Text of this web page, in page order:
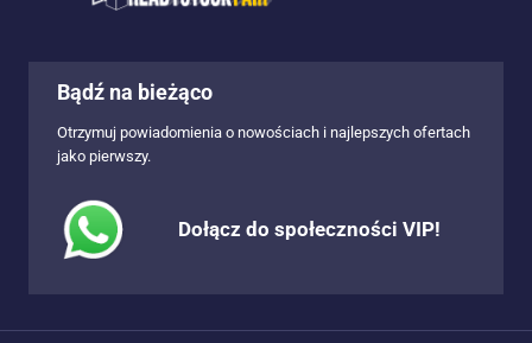
Bądź na bieżąco
Otrzymuj powiadomienia o nowościach i najlepszych ofertach
jako pierwszy.
Dołącz do społeczności VIP!